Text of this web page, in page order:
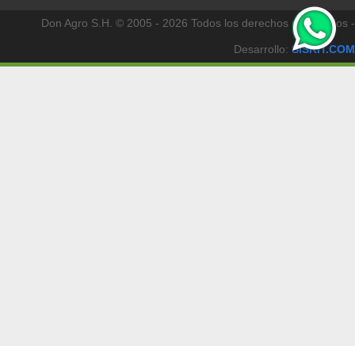
Don Agro S.H. © 2005 - 2026 Todos los derechos reservados -
Desarrollo: SISKIT.COM